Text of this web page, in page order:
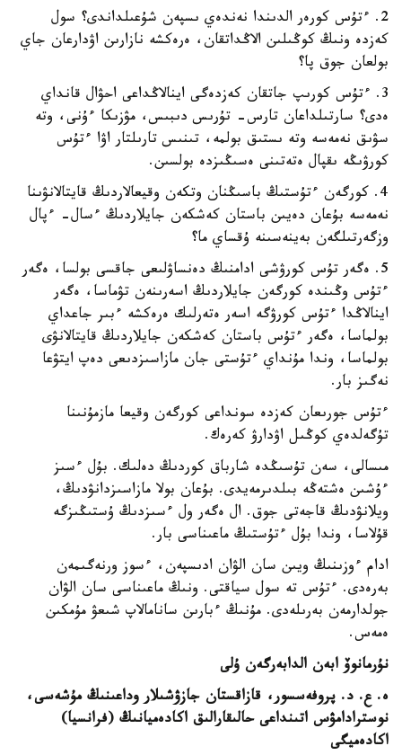
2. ءتۇس كورەر الدىندا نەندەي ىسپەن شۇعىلداندى؟ سول
كەزدە ونىڭ كوڭىلىن الاڭداتقان، ەرەكشە نازارىن اۋدارعان جاي
بولعان جوق پا؟
3. ءتۇس كورىپ جاتقان كەزدەگى اينالاڭداعى احۋال قانداي
ەدى؟ سارتىلداعان تارس- تۇرىس دىبىس، مۋزىكا ءۇنى، وتە
سۋىق نەمەسە وتە ىستىق بولمە، تىنىس تارىلتار اۋا ءتۇس
كورۋىڭە ىقپال ەتەتىنى ەسىڭىزدە بولسىن.
4. كورگەن ءتۇستىڭ باسىڭنان وتكەن وقيعالاردىڭ قايتالانۋىنا
نەمەسە بۇعان دەيىن باستان كەشكەن جايلاردىڭ ءسال- ءپال
وزگەرتىلگەن بەينەسىنە ۇقساي ما؟
5. ەگەر تۇس كورۋشى ادامنىڭ دەنساۋلىعى جاقسى بولسا، ەگەر
ءتۇس وڭىندە كورگەن جايلاردىڭ اسەرىنەن تۋماسا، ەگەر
اينالاڭدا ءتۇس كورۋگە اسەر ەتەرلىك ەرەكشە ءبىر جاعداي
بولماسا، ەگەر ءتۇس باستان كەشكەن جايلاردىڭ قايتالانۋى
بولماسا، وندا مۇنداي ءتۇستى جان مازاسىزدىعى دەپ ايتۋعا
نەگىز بار.
ءتۇس جورىعان كەزدە سونداعى كورگەن وقيعا مازمۇنىنا
تۇگەلدەي كوڭىل اۋدارۋ كەرەك.
مىسالى، سەن تۇسىڭدە شارباق كوردىڭ دەلىك. بۇل ءسىز
ءۇشىن ەشتەڭە بىلدىرمەيدى. بۇعان بولا مازاسىزدانۋدىڭ،
ويلانۋدىڭ قاجەتى جوق. ال ەگەر ول ءسىزدىڭ ۇستىڭىزگە
قۇلاسا، وندا بۇل ءتۇستىڭ ماعىناسى بار.
ادام ءوزىنىڭ ويىن سان الۋان ادىسپەن، ءسوز ورنەگىمەن
بەرەدى. ءتۇس تە سول سياقتى. ونىڭ ماعىناسى سان الۋان
جولدارمەن بەرىلەدى. مۇنىڭ ءبارىن سانامالاپ شىعۋ مۇمكىن
ەمەس.
نۇرمانوۆ ابەن الدابەرگەن ۇلى
ە. ع. د. پروفەسسور، قازاقستان جازۋشىلار وداعىنىڭ مۇشەسى،
نوسترادامۋس اتىنداعى حالىقارالىق اكادەميانىڭ (فرانسيا)
اكادەميگى